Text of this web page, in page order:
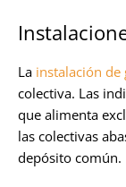
La instalación de
colectiva. Las
que alimenta
las colectivas
depósito común.